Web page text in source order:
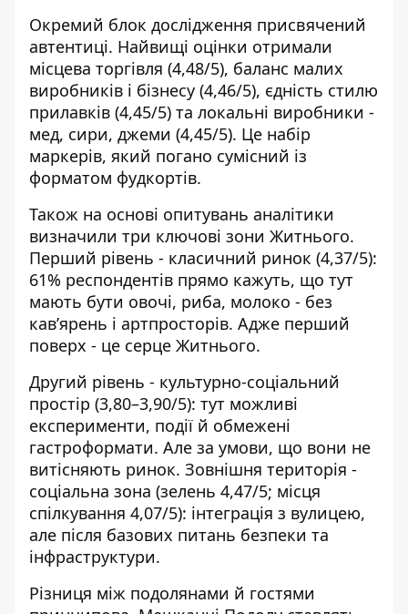
Окремий блок дослідження присвячений
автентиці. Найвищі оцінки отримали
місцева торгівля (4,48/5), баланс малих
виробників і бізнесу (4,46/5), єдність стилю
прилавків (4,45/5) та локальні виробники -
мед, сири, джеми (4,45/5). Це набір
маркерів, який погано сумісний із
форматом фудкортів.
Також на основі опитувань аналітики
визначили три ключові зони Житнього.
Перший рівень - класичний ринок (4,37/5):
61% респондентів прямо кажуть, що тут
мають бути овочі, риба, молоко - без
кав’ярень і артпросторів. Адже перший
поверх - це серце Житнього.
Другий рівень - культурно-соціальний
простір (3,80–3,90/5): тут можливі
експерименти, події й обмежені
гастроформати. Але за умови, що вони не
витісняють ринок. Зовнішня територія -
соціальна зона (зелень 4,47/5; місця
спілкування 4,07/5): інтеграція з вулицею,
але після базових питань безпеки та
інфраструктури.
Різниця між подолянами й гостями